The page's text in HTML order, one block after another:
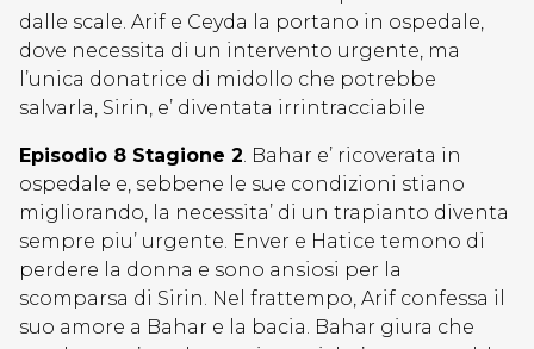
dalle scale. Arif e Ceyda la portano in ospedale,
dove necessita di un intervento urgente, ma
l’unica donatrice di midollo che potrebbe
salvarla, Sirin, e’ diventata irrintracciabile
Episodio 8 Stagione 2. Bahar e’ ricoverata in
ospedale e, sebbene le sue condizioni stiano
migliorando, la necessita’ di un trapianto diventa
sempre piu’ urgente. Enver e Hatice temono di
perdere la donna e sono ansiosi per la
scomparsa di Sirin. Nel frattempo, Arif confessa il
suo amore a Bahar e la bacia. Bahar giura che